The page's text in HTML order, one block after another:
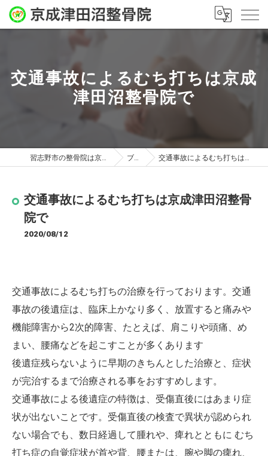
交通事故によるむち打ちは京成
津田沼整骨院で
習志野市の整骨院は京成津田沼整骨院 ブログ 交通事故によるむち打ちは京成津田沼整骨院で
交通事故によるむち打ちは京成津田沼整骨
院で
2020/08/12
交通事故によるむち打ちの治療を行っております。交通
事故の後遺症は、臨床上かなり多く、放置すると痛みや
機能障害から2次的障害、たとえば、肩こりや頭痛、め
まい、腰痛などを起こすことが多くあります
後遺症残らないように早期のきちんとした治療と、症状
が完治するまで治療される事をおすすめします。
交通事故による後遺症の特徴は、受傷直後にはあまり症
状が出ないことです。受傷直後の検査で異状が認められ
ない場合でも、数日経過して腫れや、痺れとともに むち
打ち症の自覚症状が首や背、腰または、腕や脚の痺れ、